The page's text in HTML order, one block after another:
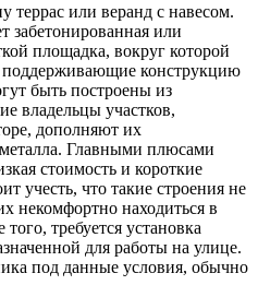
или веранд с навесом.
забетонированная или
площадка, вокруг которой
конструкцию
быть построены из
владельцы участков,
дополняют их
Главными плюсами
стоимость и короткие
учесть, что такие строения не
некомфортно находиться в
требуется установка
для работы на улице.
под данные условия, обычно